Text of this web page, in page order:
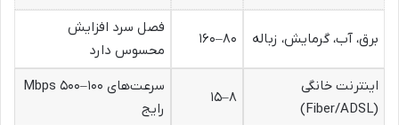
برق، آب، گرمایش، زباله ۸۰–۱۶۰
فصل سرد افزایش
محسوس دارد
اینترنت خانگی
(Fiber/ADSL)
۸–۱۵
سرعت‌های ۱۰۰–۵۰۰ Mbps
رایج